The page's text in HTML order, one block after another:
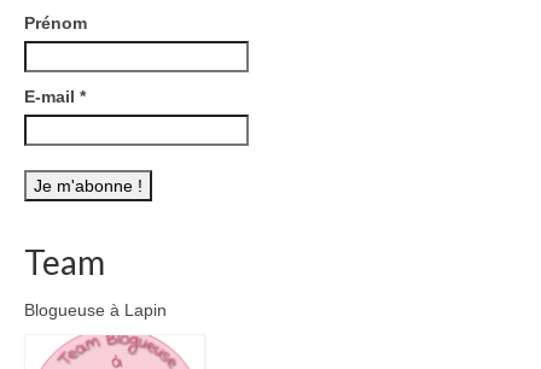
Prénom
E-mail *
Team
Blogueuse à Lapin